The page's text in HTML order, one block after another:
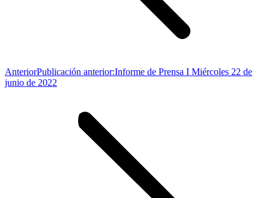
AnteriorPublicación anterior:Informe de Prensa I Miércoles 22 de
junio de 2022